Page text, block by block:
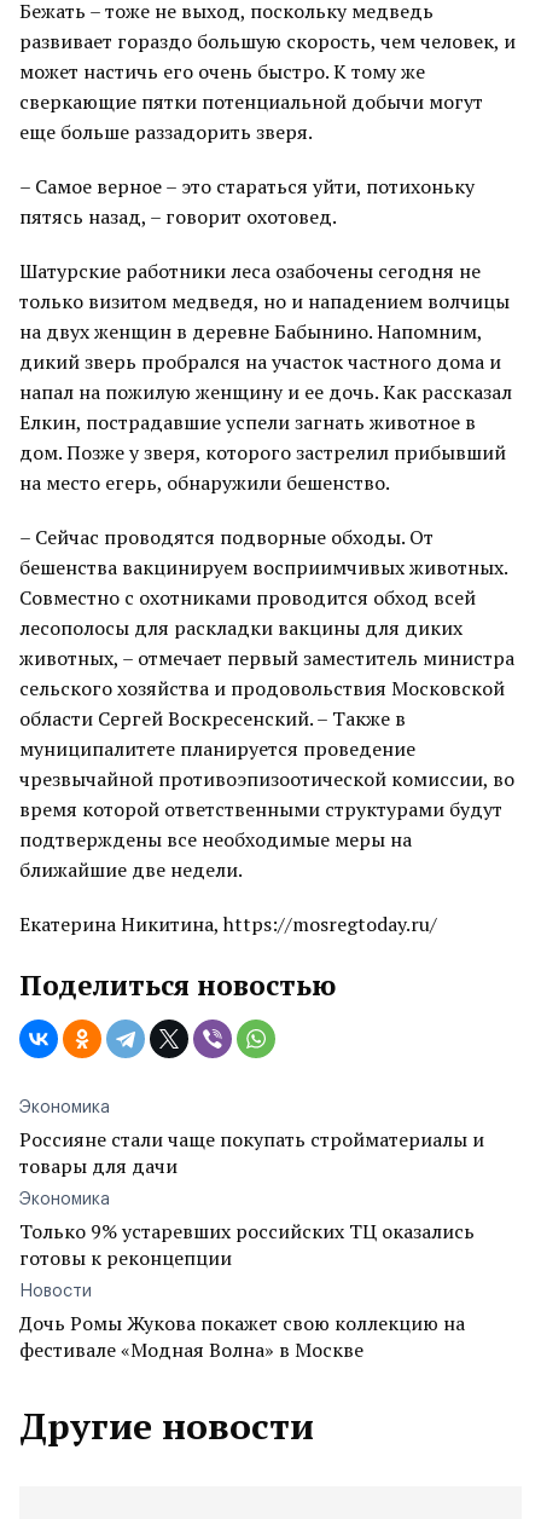
Бежать – тоже не выход, поскольку медведь
развивает гораздо большую скорость, чем человек, и
может настичь его очень быстро. К тому же
сверкающие пятки потенциальной добычи могут
еще больше раззадорить зверя.
– Самое верное – это стараться уйти, потихоньку
пятясь назад, – говорит охотовед.
Шатурские работники леса озабочены сегодня не
только визитом медведя, но и нападением волчицы
на двух женщин в деревне Бабынино. Напомним,
дикий зверь пробрался на участок частного дома и
напал на пожилую женщину и ее дочь. Как рассказал
Елкин, пострадавшие успели загнать животное в
дом. Позже у зверя, которого застрелил прибывший
на место егерь, обнаружили бешенство.
– Сейчас проводятся подворные обходы. От
бешенства вакцинируем восприимчивых животных.
Совместно с охотниками проводится обход всей
лесополосы для раскладки вакцины для диких
животных, – отмечает первый заместитель министра
сельского хозяйства и продовольствия Московской
области Сергей Воскресенский. – Также в
муниципалитете планируется проведение
чрезвычайной противоэпизоотической комиссии, во
время которой ответственными структурами будут
подтверждены все необходимые меры на
ближайшие две недели.
Екатерина Никитина, https://mosregtoday.ru/
Поделиться новостью
Экономика
Россияне стали чаще покупать стройматериалы и
товары для дачи
Экономика
Только 9% устаревших российских ТЦ оказались
готовы к реконцепции
Новости
Дочь Ромы Жукова покажет свою коллекцию на
фестивале «Модная Волна» в Москве
Другие новости